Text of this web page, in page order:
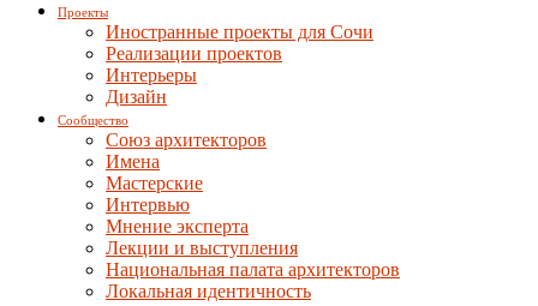
Проекты
Иностранные проекты для Сочи
Реализации проектов
Интерьеры
Дизайн
Сообщество
Союз архитекторов
Имена
Мастерские
Интервью
Мнение эксперта
Лекции и выступления
Национальная палата архитекторов
Локальная идентичность